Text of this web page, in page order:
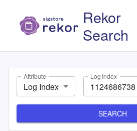
Rekor
Search
Attribute
Log Index
Log Index
SEARCH